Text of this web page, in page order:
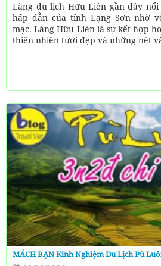
Làng du lịch Hữu Liên gần đây
hấp dẫn của tỉnh Lạng Sơn nhờ
mạc. Làng Hữu Liên là sự kết hợp
thiên nhiên tươi đẹp và những nét
MÁCH BẠN Kinh Nghiệm Du Lịch Pù